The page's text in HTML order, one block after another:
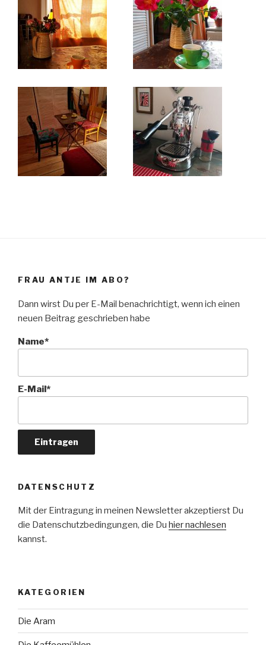
FRAU ANTJE IM ABO?
Dann wirst Du per E-Mail benachrichtigt, wenn ich einen
neuen Beitrag geschrieben habe
Name*
E-Mail*
DATENSCHUTZ
Mit der Eintragung in meinen Newsletter akzeptierst Du
die Datenschutzbedingungen, die Du hier nachlesen
kannst.
KATEGORIEN
Die Aram